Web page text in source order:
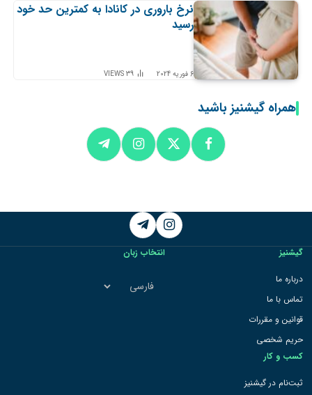
نرخ باروری در کانادا به کمترین حد خود
رسید
6 فوریه 2024 39
VIEWS
همراه گیشنیز باشید
Instagram
Telegram
گیشنیز
درباره ما
تماس با ما
قوانین و مقررات
حریم شخصی
کسب و کار
ثبت‌نام در گیشنیز
انتخاب زبان
انتخاب
زبان